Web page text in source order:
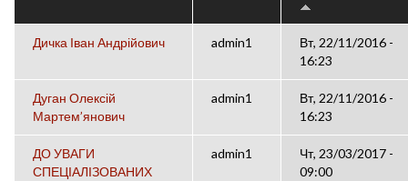
Дичка Іван Андрійович admin1
Вт, 22/11/2016 -
16:23
Дуган Олексій
Мартем’янович
admin1
Вт, 22/11/2016 -
16:23
ДО УВАГИ
СПЕЦІАЛІЗОВАНИХ
admin1
Чт, 23/03/2017 -
09:00